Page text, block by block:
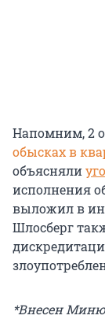
Напомним, 2
обысках в
объясняли
исполнения
выложил в
Шлосберг
*Внесен